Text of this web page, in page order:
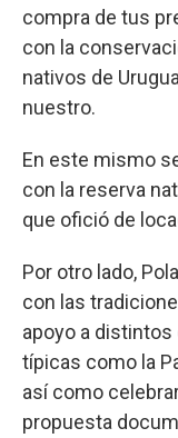
compra de tus
con la
nativos de
nuestro.
En este mismo
con la reserva
que ofició de
Por otro lado,
con las
apoyo a
típicas como la
así como
propuesta